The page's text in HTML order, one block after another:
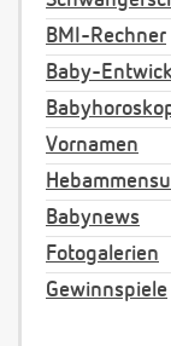
BMI-Rechner
Baby-
Vornamen
Babynews
Fotogalerien
Gewinnspiele